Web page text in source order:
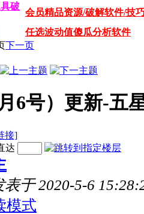
破
会员精品资源/破解软件/技
任选波动值傻瓜分析软件
下一页
月6号）更新-五
接]
达
表于 2020-5-6
模式